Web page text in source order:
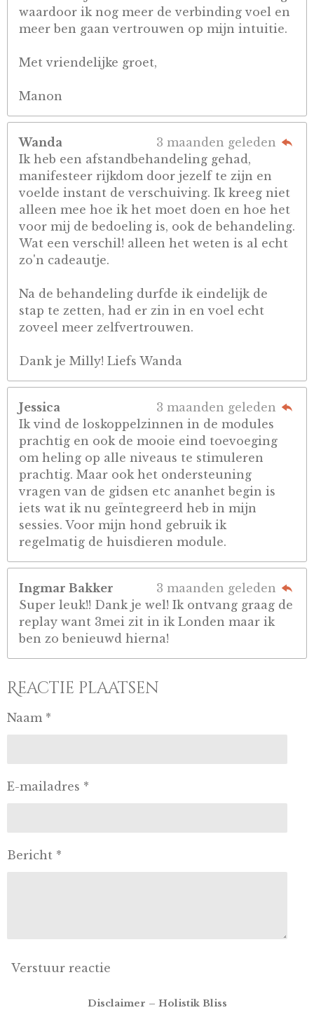
waardoor ik nog meer de verbinding voel en
meer ben gaan vertrouwen op mijn intuitie.
Met vriendelijke groet,
Manon
Wanda
3 maanden geleden
Ik heb een afstandbehandeling gehad,
manifesteer rijkdom door jezelf te zijn en
voelde instant de verschuiving. Ik kreeg niet
alleen mee hoe ik het moet doen en hoe het
voor mij de bedoeling is, ook de behandeling.
Wat een verschil! alleen het weten is al echt
zo'n cadeautje.
Na de behandeling durfde ik eindelijk de
stap te zetten, had er zin in en voel echt
zoveel meer zelfvertrouwen.
Dank je Milly! Liefs Wanda
Jessica
3 maanden geleden
Ik vind de loskoppelzinnen in de modules
prachtig en ook de mooie eind toevoeging
om heling op alle niveaus te stimuleren
prachtig. Maar ook het ondersteuning
vragen van de gidsen etc ananhet begin is
iets wat ik nu geïntegreerd heb in mijn
sessies. Voor mijn hond gebruik ik
regelmatig de huisdieren module.
Ingmar Bakker
3 maanden geleden
Super leuk!! Dank je wel! Ik ontvang graag de
replay want 3mei zit in ik Londen maar ik
ben zo benieuwd hierna!
Reactie plaatsen
Naam *
E-mailadres *
Bericht *
Verstuur reactie
Disclaimer – Holistik Bliss